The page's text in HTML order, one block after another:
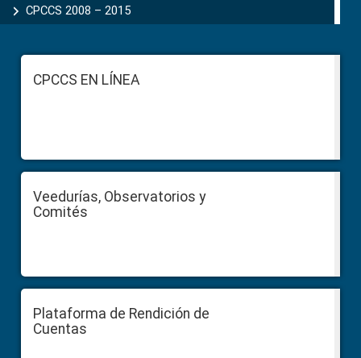
CPCCS 2008 – 2015
FooterCPCCS EN LÍNEA
Veedurías, Observatorios y
Comités
Plataforma de Rendición de
Cuentas